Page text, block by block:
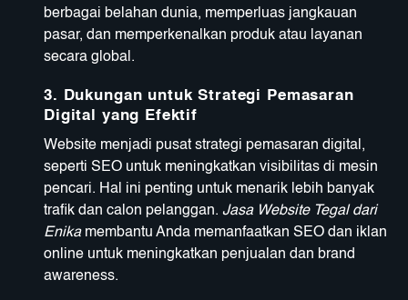
berbagai belahan dunia, memperluas jangkauan
pasar, dan memperkenalkan produk atau layanan
secara global.
3. Dukungan untuk Strategi Pemasaran
Digital yang Efektif
Website menjadi pusat strategi pemasaran digital,
seperti SEO untuk meningkatkan visibilitas di mesin
pencari. Hal ini penting untuk menarik lebih banyak
trafik dan calon pelanggan. Jasa Website Tegal dari
Enikamembantu Anda memanfaatkan SEO dan iklan
online untuk meningkatkan penjualan dan brand
awareness.